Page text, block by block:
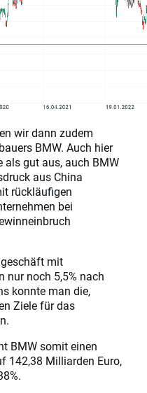
wir dann zudem
BMW. Auch hier
als gut aus, auch BMW
aus China
rückläufigen
bei
mit
nur noch 5,5% nach
konnte man die,
Ziele für das
BMW somit einen
142,38 Milliarden Euro,